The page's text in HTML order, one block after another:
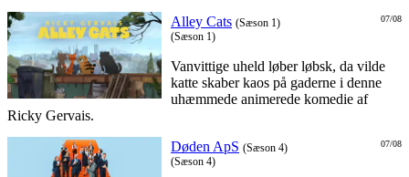
07/08
Alley Cats (Sæson 1)
(Sæson 1)
Vanvittige uheld løber løbsk, da vilde
katte skaber kaos på gaderne i denne
uhæmmede animerede komedie af
Ricky Gervais.
07/08
Døden ApS (Sæson 4)
(Sæson 4)